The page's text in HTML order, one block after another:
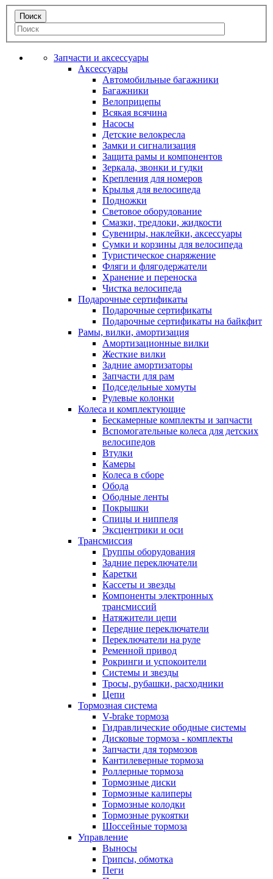
Запчасти и аксессуары
Аксессуары
Автомобильные багажники
Багажники
Велоприцепы
Всякая всячина
Насосы
Детские велокресла
Замки и сигнализация
Защита рамы и компонентов
Зеркала, звонки и гудки
Крепления для номеров
Крылья для велосипеда
Подножки
Световое оборудование
Смазки, тредлоки, жидкости
Сувениры, наклейки, аксессуары
Сумки и корзины для велосипеда
Туристическое снаряжение
Фляги и флягодержатели
Хранение и переноска
Чистка велосипеда
Подарочные сертификаты
Подарочные сертификаты
Подарочные сертификаты на байкфит
Рамы, вилки, амортизация
Амортизационные вилки
Жесткие вилки
Задние амортизаторы
Запчасти для рам
Подседельные хомуты
Рулевые колонки
Колеса и комплектующие
Бескамерные комплекты и запчасти
Вспомогательные колеса для детских
велосипедов
Втулки
Камеры
Колеса в сборе
Обода
Ободные ленты
Покрышки
Спицы и ниппеля
Эксцентрики и оси
Трансмиссия
Группы оборудования
Задние переключатели
Каретки
Кассеты и звезды
Компоненты электронных
трансмиссий
Натяжители цепи
Передние переключатели
Переключатели на руле
Ременной привод
Рокринги и успокоители
Системы и звезды
Тросы, рубашки, расходники
Цепи
Тормозная система
V-brake тормоза
Гидравлические ободные системы
Дисковые тормоза - комплекты
Запчасти для тормозов
Кантилеверные тормоза
Роллерные тормоза
Тормозные диски
Тормозные калиперы
Тормозные колодки
Тормозные рукоятки
Шоссейные тормоза
Управление
Выносы
Грипсы, обмотка
Пеги